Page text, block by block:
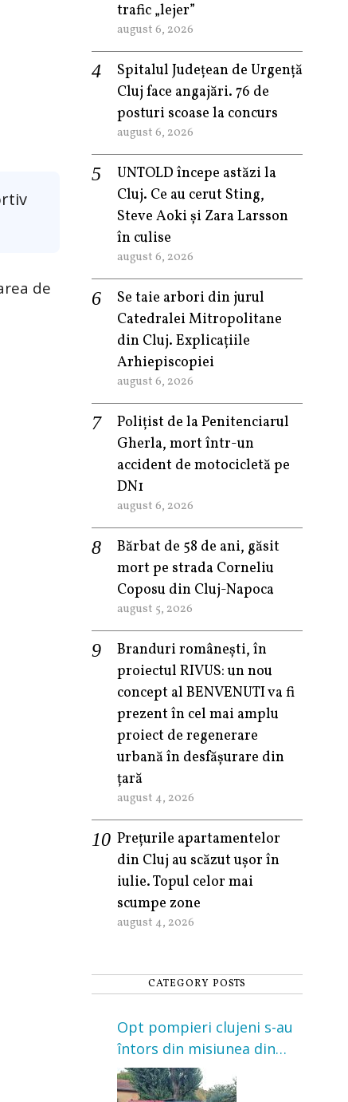
de
trafic „lejer”
august 6, 2026
Spitalul Județean de Urgență
Cluj face angajări. 76 de
posturi scoase la concurs
august 6, 2026
UNTOLD începe astăzi la
Cluj. Ce au cerut Sting,
Steve Aoki și Zara Larsson
în culise
august 6, 2026
Se taie arbori din jurul
Catedralei Mitropolitane
din Cluj. Explicațiile
Arhiepiscopiei
august 6, 2026
Polițist de la Penitenciarul
Gherla, mort într-un
accident de motocicletă pe
DN1
august 6, 2026
Bărbat de 58 de ani, găsit
mort pe strada Corneliu
Coposu din Cluj-Napoca
august 5, 2026
Branduri românești, în
proiectul RIVUS: un nou
concept al BENVENUTI va fi
prezent în cel mai amplu
proiect de regenerare
urbană în desfășurare din
țară
august 4, 2026
Prețurile apartamentelor
din Cluj au scăzut ușor în
iulie. Topul celor mai
scumpe zone
august 4, 2026
CATEGORY POSTS
Opt pompieri clujeni s-au
întors din misiunea din
Franța. Au intervenit la
incendii de vegetație și